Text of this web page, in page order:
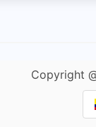
Copyright